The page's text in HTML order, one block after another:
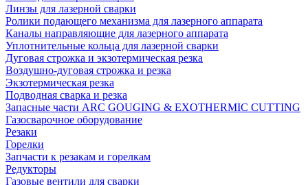
Линзы для лазерной сварки
Ролики подающего механизма для лазерного аппарата
Каналы направляющие для лазерного аппарата
Уплотнительные кольца для лазерной сварки
Дуговая строжка и экзотермическая резка
Воздушно-дуговая строжка и резка
Экзотермическая резка
Подводная сварка и резка
Запасные части ARC GOUGING & EXOTHERMIC CUTTING
Газосварочное оборудование
Резаки
Горелки
Запчасти к резакам и горелкам
Редукторы
Газовые вентили для сварки